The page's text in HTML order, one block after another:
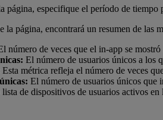
página, especifique el período de
la página, encontrará un resumen de las
número de veces que el in-app se
El número de usuarios únicos a los
Esta métrica refleja el número de veces
El número de usuarios únicos que
de dispositivos de usuarios activos en